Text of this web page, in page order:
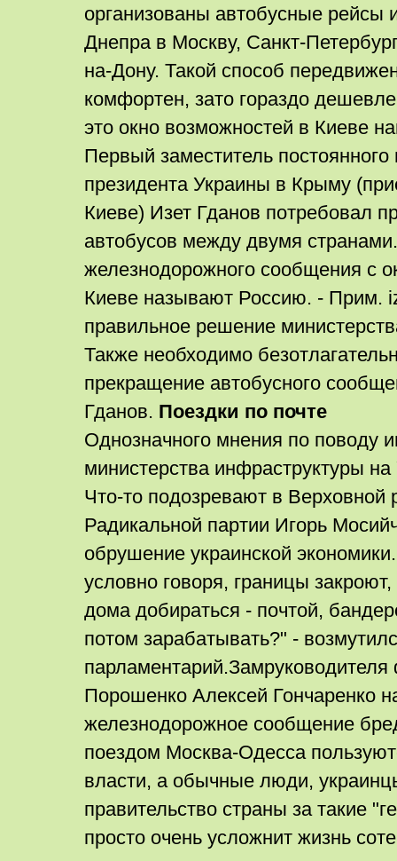
организованы автобусные рейсы
Днепра в Москву, Санкт-
на-Дону. Такой способ
комфортен, зато гораздо
это окно возможностей в Киеве
Первый заместитель постоянного
президента Украины в Крыму
Киеве) Изет Гданов потребовал
автобусов между двумя
железнодорожного сообщения с
Киеве называют Россию. - Прим.
правильное решение
Также необходимо
прекращение автобусного
Гданов. Поездки по почте
Однозначного мнения по поводу
министерства инфраструктуры на
Что-то подозревают в Верховной
Радикальной партии Игорь
обрушение украинской
условно говоря, границы
дома добираться - почтой,
потом зарабатывать?" -
Порошенко Алексей Гончаренко
железнодорожное сообщение
поездом Москва-Одесса
власти, а обычные люди,
правительство страны за такие
просто очень усложнит жизнь